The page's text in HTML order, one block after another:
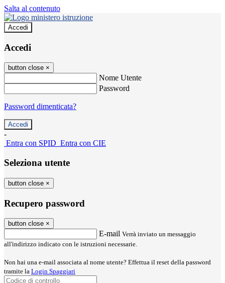
Salta al contenuto
Accedi
Accedi
button close ×
Nome Utente
Password
Password dimenticata?
-
Entra con SPID Entra con CIE
Seleziona utente
button close ×
Recupero password
button close ×
E-mail Verrà inviato un messaggio
all'indirizzo indicato con le istruzioni necessarie.
Non hai una e-mail associata al nome utente? Effettua il reset della password
tramite la Login Spaggiari